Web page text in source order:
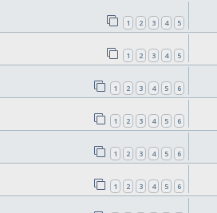
1 2 3 4 5
1 2 3 4 5
1 2 3 4 5 6
1 2 3 4 5 6
1 2 3 4 5 6
1 2 3 4 5 6